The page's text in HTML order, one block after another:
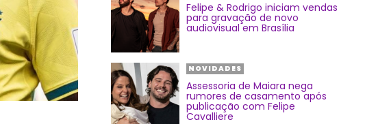
Felipe & Rodrigo iniciam vendas
para gravação de novo
audiovisual em Brasília
NOVIDADES
Assessoria de Maiara nega
rumores de casamento após
publicação com Felipe
Cavalliere